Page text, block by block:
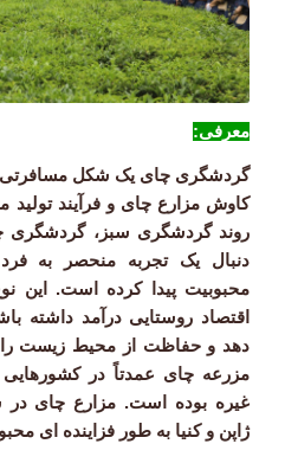
معرفی:
گردشگری چای یک شکل مسافرتی
کاوش مزارع چای و فرآیند
روند گردشگری سبز، گردشگری
دنبال یک تجربه منحصر به
محبوبیت پیدا کرده است. این
اقتصاد روستایی درآمد داشته
دهد و حفاظت از محیط زیست را
مزرعه چای عمدتاً در کشورهایی
غیره بوده است. مزارع چای در
ژاپن و کنیا به طور فزاینده ای